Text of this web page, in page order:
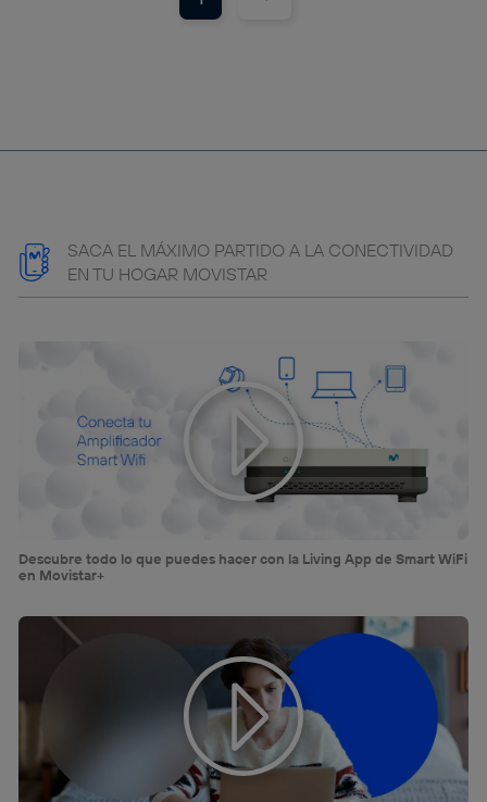
SACA EL MÁXIMO PARTIDO A LA CONECTIVIDAD
EN TU HOGAR MOVISTAR
Descubre todo lo que puedes hacer con la Living App de Smart WiFi
en Movistar+